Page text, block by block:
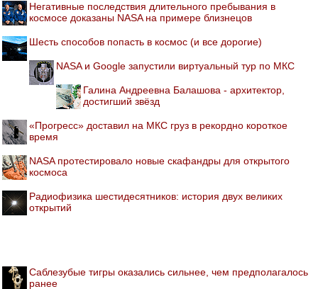
Негативные последствия длительного пребывания в
космосе доказаны NASA на примере близнецов
Шесть способов попасть в космос (и все дорогие)
NASA и Google запустили виртуальный тур по МКС
Галина Андреевна Балашова - архитектор,
достигший звёзд
«Прогресс» доставил на МКС груз в рекордно короткое
время
NASA протестировало новые скафандры для открытого
космоса
Радиофизика шестидесятников: история двух великих
открытий
Саблезубые тигры оказались сильнее, чем предполагалось
ранее